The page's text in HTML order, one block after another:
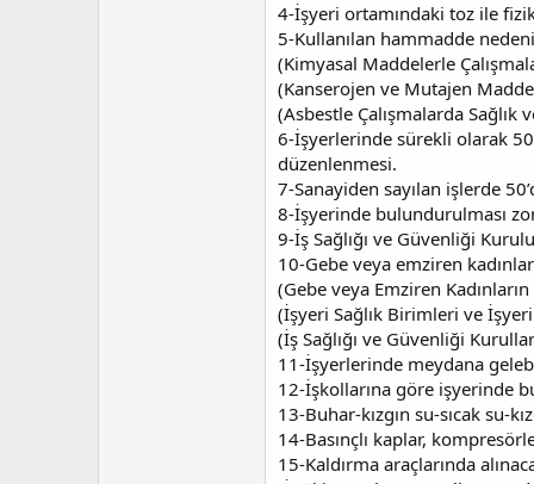
4-İşyeri ortamındaki toz ile
5-Kullanılan hammadde
(Kimyasal Maddelerle
(Kanserojen ve Mutajen
(Asbestle Çalışmalarda
6-İşyerlerinde sürekli olarak
düzenlenmesi.
7-Sanayiden sayılan işlerde
8-İşyerinde bulundurulması
9-İş Sağlığı ve Güvenliği
10-Gebe veya emziren
(Gebe veya Emziren
(İşyeri Sağlık Birimleri ve
(İş Sağlığı ve Güvenliği
11-İşyerlerinde meydana
12-İşkollarına göre işyerinde
13-Buhar-kızgın su-sıcak su-
14-Basınçlı kaplar,
15-Kaldırma araçlarında